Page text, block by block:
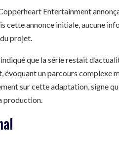
Entertainment
cette annonce initiale, aucune
projet.
que la série restait
un parcours complexe
sur cette adaptation, signe
production.